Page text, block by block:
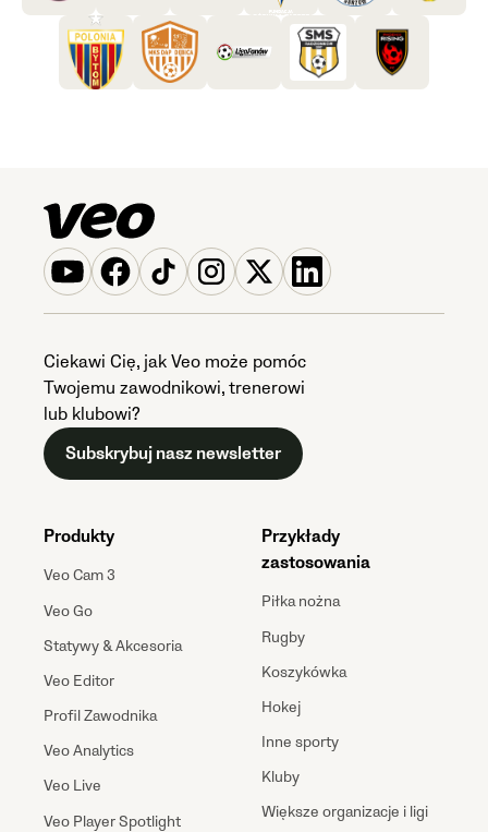
Ciekawi Cię, jak Veo może pomóc
Twojemu zawodnikowi, trenerowi
lub klubowi?
Subskrybuj nasz newsletter
Produkty
Veo Cam 3
Veo Go
Statywy & Akcesoria
Veo Editor
Profil Zawodnika
Veo Analytics
Veo Live
Veo Player Spotlight
Przykłady
zastosowania
Piłka nożna
Rugby
Koszykówka
Hokej
Inne sporty
Kluby
Większe organizacje i ligi